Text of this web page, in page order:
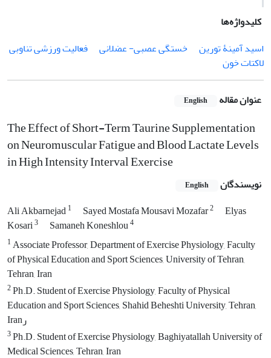
کلیدواژه‌ها
اسید آمینۀ تورین
خستگی عصبی- عضلانی
فعالیت ورزشی تناوبی
لاکتات خون
عنوان مقاله English
The Effect of Short-Term Taurine Supplementation
on Neuromuscular Fatigue and Blood Lactate Levels
in High Intensity Interval Exercise
نویسندگان English
Ali Akbarnejad1 Sayed Mostafa Mousavi Mozafar2
Elyas
Kosari3 Samaneh Koneshlou4
1Associate Professor, Department of Exercise Physiology, Faculty
of Physical Education and Sport Sciences, University of Tehran,
Tehran, Iran
2Ph.D. Student of Exercise Physiology, Faculty of Physical
Education and Sport Sciences, Shahid Beheshti University, Tehran,
Iranر
3Ph.D. Student of Exercise Physiology, Baghiyatallah University of
Medical Sciences, Tehran, Iran